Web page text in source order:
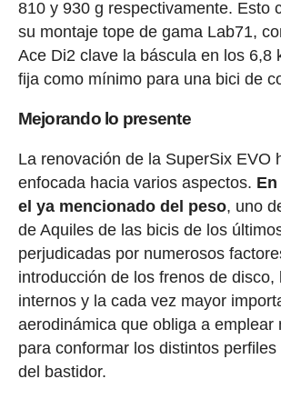
810 y 930 g respectivamente. Esto
su montaje tope de gama Lab71,
Ace Di2 clave la báscula en los 6,8
fija como mínimo para una bici de
Mejorando lo presente
La renovación de la SuperSix EVO
enfocada hacia varios aspectos.
el ya mencionado del peso, uno
de Aquiles de las bicis de los
perjudicadas por numerosos
introducción de los frenos de disco,
internos y la cada vez mayor
aerodinámica que obliga a emplear
para conformar los distintos
del bastidor.